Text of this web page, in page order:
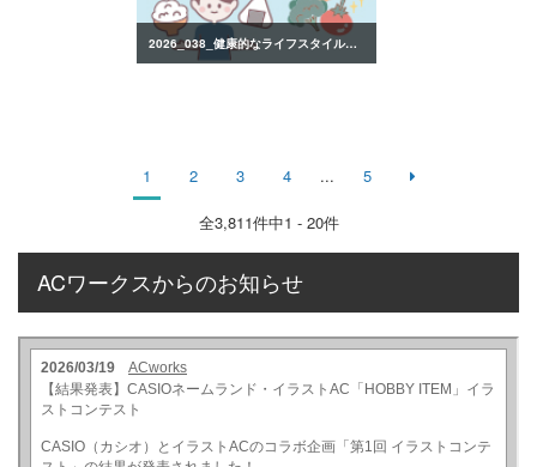
2026_038_健康的なライフスタイルのイラスト
1 2 3 4 ... 5
全3,811件中1 - 20件
ACワークスからのお知らせ